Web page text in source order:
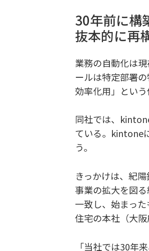
30年前に構
抜本的に
業務の自動化は
ールは特定部署
効率化用」という
同社では、
ている。kintone
う。
きっかけは、紀
事業の拡大を図
一致し、始まっ
住宅の本社（大
「当社では30年